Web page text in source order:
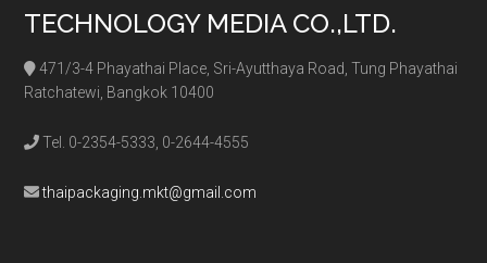
TECHNOLOGY MEDIA CO.,LTD.
471/3-4 Phayathai Place, Sri-Ayutthaya Road, Tung Phayathai
Ratchatewi, Bangkok 10400
Tel. 0-2354-5333, 0-2644-4555
thaipackaging.mkt@gmail.com